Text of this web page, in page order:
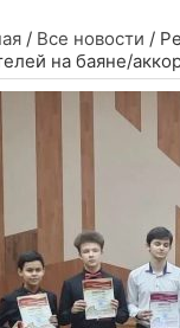
/ Все новости /
на баяне/